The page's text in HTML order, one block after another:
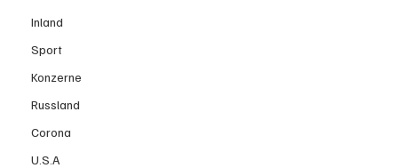
Inland
Sport
Konzerne
Russland
Corona
U.S.A